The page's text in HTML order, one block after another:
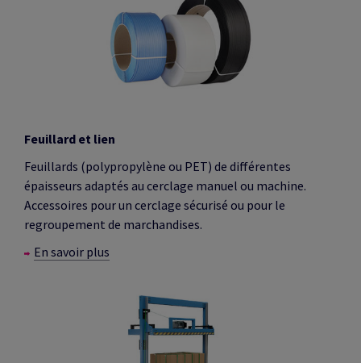
Feuillard et lien
Feuillards (polypropylène ou PET) de différentes
épaisseurs adaptés au cerclage manuel ou machine.
Accessoires pour un cerclage sécurisé ou pour le
regroupement de marchandises.
En savoir plus